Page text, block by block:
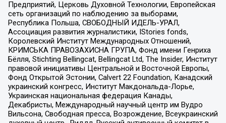
Предприятий, Церковь Духовной Технологии, Европейская
сеть организаций по наблюдению за выборами,
Республика Польша, СВОБОДНЫЙ ИДЕЛЬ-УРАЛ,
Ассоциация развития журналистики, IStories fonds,
Королевский Институт Международных Отношений,
КРИМСЬКА ПРАВОЗАХИСНА ГРУПА, Фонд имени Генриха
Бёлля, Stichting Bellingcat, Bellingcat Ltd, The Insider, Институт
правовой инициативы Центральной и Восточной Европы,
Фонд Открытой Эстонии, Calvert 22 Foundation, Канадский
украинский конгресс, Институт Макдональда-Лорье,
Украинская национальная федерация Канады,
Декабристы, Международный научный центр им Вудро
Вильсона, Свободная пресса, Возрождение, Всеукраинский